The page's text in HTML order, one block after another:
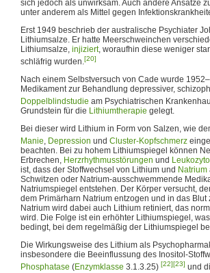
sich jedoch als unwirksam. Auch andere Ansätze
unter anderem als Mittel gegen
Erst 1949 beschrieb der australische Psychiater
Lithiumsalze. Er hatte Meerschweinchen
Lithiumsalze, injiziert, woraufhin diese weniger
schläfrig wurden.[20]
Nach einem Selbstversuch von Cade wurde
Medikament zur Behandlung depressiver,
Doppelblindstudie am Psychiatrischen
Grundstein für die Lithiumtherapie gelegt.
Bei dieser wird Lithium in Form von Salzen, wie
Manie, Depression und Cluster-Kopfschmerz
beachten. Bei zu hohem Lithiumspiegel können
Erbrechen, Herzrhythmusstörungen und
ist, dass der Stoffwechsel von Lithium und Natrium
Schwitzen oder Natrium-ausschwemmende
Natriumspiegel entstehen. Der Körper versucht,
dem Primärharn Natrium entzogen und in das
Natrium wird dabei auch Lithium retiniert, das
wird. Die Folge ist ein erhöhter Lithiumspiegel,
bedingt, bei dem regelmäßig der Lithiumspiegel
Die Wirkungsweise des Lithium als
insbesondere die Beeinflussung des Inositol-
Phosphatase (Enzymklasse 3.1.3.25) [22][23] und